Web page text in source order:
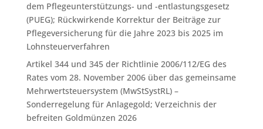
dem Pflegeunterstützungs- und -entlastungsgesetz
(PUEG); Rückwirkende Korrektur der Beiträge zur
Pflegeversicherung für die Jahre 2023 bis 2025 im
Lohnsteuerverfahren
Artikel 344 und 345 der Richtlinie 2006/112/EG des
Rates vom 28. November 2006 über das gemeinsame
Mehrwertsteuersystem (MwStSystRL) –
Sonderregelung für Anlagegold; Verzeichnis der
befreiten Goldmünzen 2026